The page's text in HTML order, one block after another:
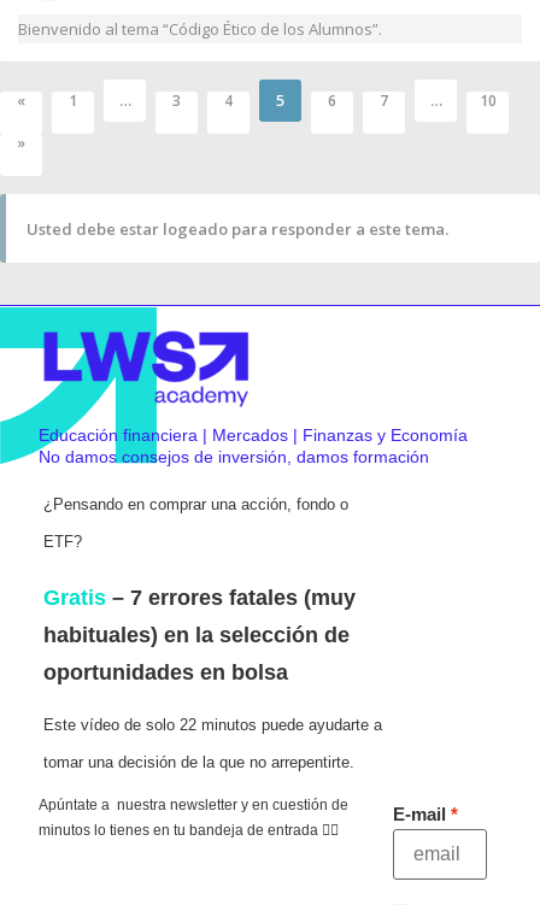
Bienvenido al tema “Código Ético de los Alumnos”.
« 1 … 3 4 5 6 7 … 10
»
Usted debe estar logeado para responder a este tema.
Educación financiera | Mercados | Finanzas y Economía
No damos consejos de inversión, damos formación
¿Pensando en comprar una acción, fondo o
ETF?
Gratis – 7 errores fatales (muy
habituales) en la selección de
oportunidades en bolsa
Este vídeo de solo 22 minutos puede ayudarte a
tomar una decisión de la que no arrepentirte.
Apúntate a nuestra newsletter y en cuestión de
minutos lo tienes en tu bandeja de entrada 👇🏻
E-mail